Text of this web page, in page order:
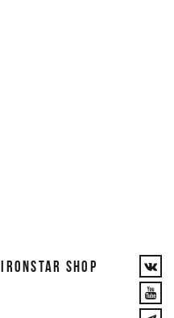
IRONSTAR SHOP